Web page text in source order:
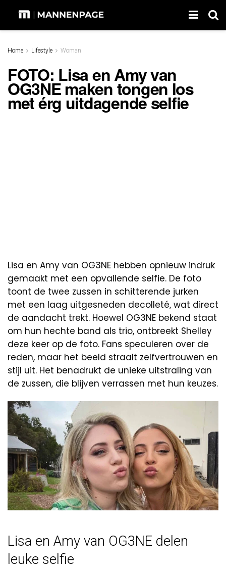
Home Lifestyle Woman
FOTO: Lisa en Amy van
OG3NE maken tongen los
met érg uitdagende selfie
Lisa en Amy van OG3NE hebben opnieuw indruk
gemaakt met een opvallende selfie. De foto
toont de twee zussen in schitterende jurken
met een laag uitgesneden decolleté, wat direct
de aandacht trekt. Hoewel OG3NE bekend staat
om hun hechte band als trio, ontbreekt Shelley
deze keer op de foto. Fans speculeren over de
reden, maar het beeld straalt zelfvertrouwen en
stijl uit. Het benadrukt de unieke uitstraling van
de zussen, die blijven verrassen met hun keuzes.
Lisa en Amy van OG3NE delen
leuke selfie